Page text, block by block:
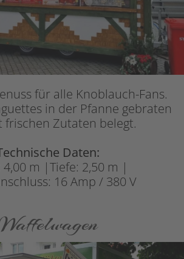
für alle Knoblauch-Fans.
in der Pfanne gebraten
frischen Zutaten belegt.
Daten:
4,00 m |Tiefe: 2,50 m |
16 Amp / 380 V